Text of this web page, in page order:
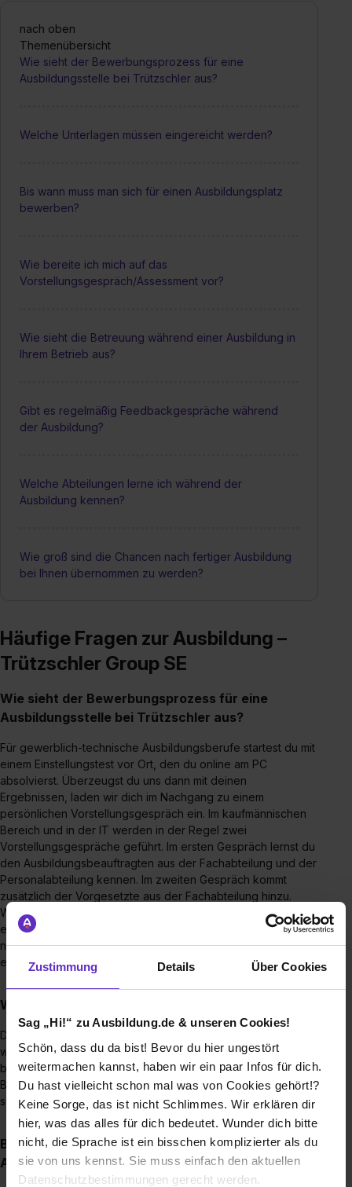
Zustimmung Details Über Cookies
Sag „Hi!“ zu Ausbildung.de & unseren Cookies!
Schön, dass du da bist! Bevor du hier ungestört
weitermachen kannst, haben wir ein paar Infos für dich.
Du hast vielleicht schon mal was von Cookies gehört!?
Keine Sorge, das ist nicht Schlimmes. Wir erklären dir
hier, was das alles für dich bedeutet. Wunder dich bitte
nicht, die Sprache ist ein bisschen komplizierter als du
sie von uns kennst. Sie muss einfach den aktuellen
Datenschutzbestimmungen gerecht werden.
nach oben
Themenübersicht
Wie sieht der Bewerbungsprozess für eine
Ausbildungsstelle bei Trützschler aus?
Welche Unterlagen müssen eingereicht werden?
Bis wann muss man sich für einen Ausbildungsplatz
bewerben?
Wie bereite ich mich auf das
Vorstellungsgespräch/Assessment vor?
Wie sieht die Betreuung während einer Ausbildung in
Ihrem Betrieb aus?
Gibt es regelmäßig Feedbackgespräche während
der Ausbildung?
Welche Abteilungen lerne ich während der
Ausbildung kennen?
Wie groß sind die Chancen nach fertiger Ausbildung
bei Ihnen übernommen zu werden?
Häufige Fragen zur Ausbildung –
Trützschler Group SE
Wie sieht der Bewerbungsprozess für eine
Ausbildungsstelle bei Trützschler aus?
Für gewerblich-technische Ausbildungsberufe startest du mit
einem Einstellungstest vor Ort, den du online am PC
absolvierst. Überzeugst du uns dann mit deinen
Ergebnissen, laden wir dich im Nachgang zu einem
persönlichen Vorstellungsgespräch ein. Im kaufmännischen
Bereich und in der IT werden in der Regel zwei
Vorstellungsgespräche geführt. Im ersten Gespräch lernst du
den Ausbildungsbeauftragten aus der Fachabteilung und der
Personalabteilung kennen. Im zweiten Gespräch kommt
zusätzlich der Vorgesetzte aus der Fachabteilung hinzu.
Wenn es am Ende für beide Seiten passt, erhältst du zeitnah
ein Angebot für deinen Ausbildungsvertrag. Sollte es einmal
nicht klappen, informieren wir dich selbstverständlich
ebenfalls zeitnah über unsere Entscheidung.
Welche Unterlagen müssen eingereicht werden?
Damit wir von dir einen guten Überblick erhalten, benötigen
wir dein Anschreiben, deinen Lebenslauf sowie die letzten
beiden Zeugnisse aus der Schule. Sofern dir Zeugnisse und
Bescheinigungen aus Praktika vorliegen, sind diese eine
super Ergänzung.
Bis wann muss man sich für einen
Ausbildungsplatz bewerben?